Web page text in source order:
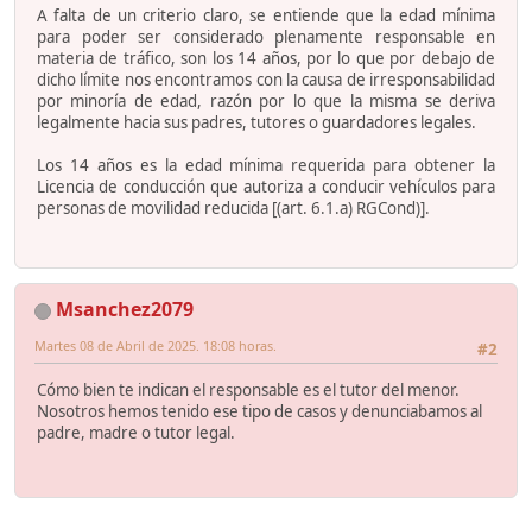
A falta de un criterio claro, se entiende que la edad mínima
para poder ser considerado plenamente responsable en
materia de tráfico, son los 14 años, por lo que por debajo de
dicho límite nos encontramos con la causa de irresponsabilidad
por minoría de edad, razón por lo que la misma se deriva
legalmente hacia sus padres, tutores o guardadores legales.
Los 14 años es la edad mínima requerida para obtener la
Licencia de conducción que autoriza a conducir vehículos para
personas de movilidad reducida [(art. 6.1.a) RGCond)].
Msanchez2079
#2
Martes 08 de Abril de 2025. 18:08 horas.
Cómo bien te indican el responsable es el tutor del menor.
Nosotros hemos tenido ese tipo de casos y denunciabamos al
padre, madre o tutor legal.